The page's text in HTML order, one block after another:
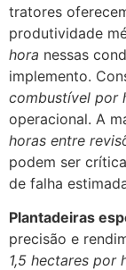
tratores
produtividade
hora nessas
implemento.
combustível por
operacional. A
horas entre
podem ser
de falha
Plantadeiras
precisão e
1,5 hectares por